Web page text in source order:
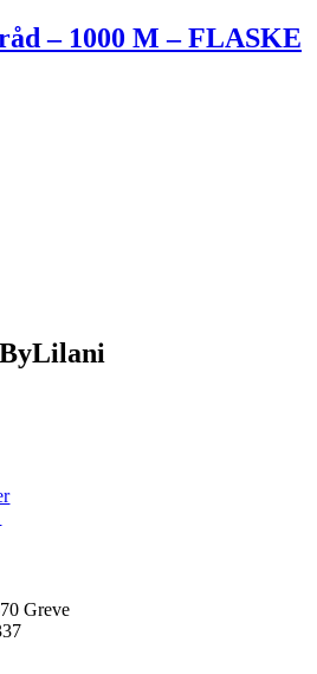
– 1000 M – FLASKE
ByLilani
Greve